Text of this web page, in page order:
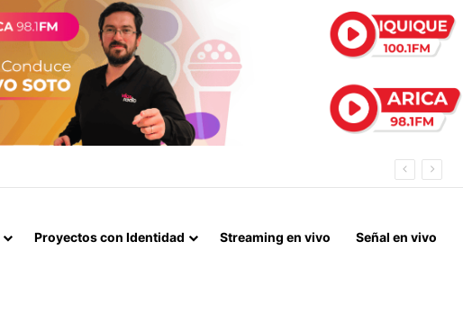
Proyectos con Identidad Streaming en vivo Señal en vivo